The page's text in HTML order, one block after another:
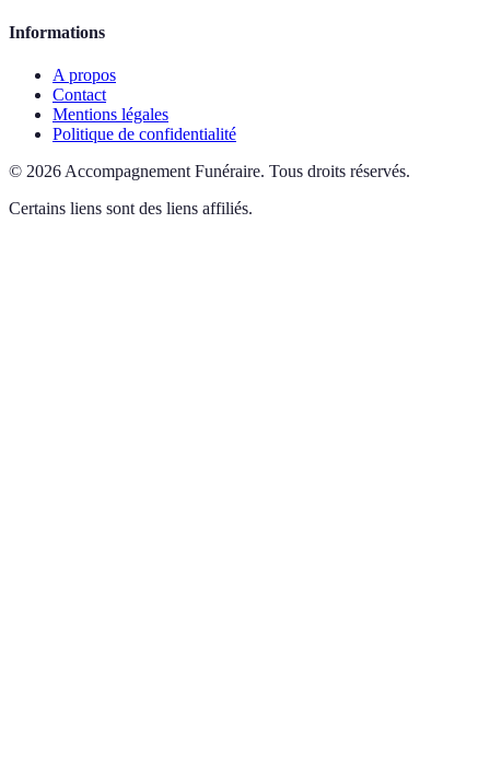
Informations
A propos
Contact
Mentions légales
Politique de confidentialité
© 2026 Accompagnement Funéraire. Tous droits réservés.
Certains liens sont des liens affiliés.